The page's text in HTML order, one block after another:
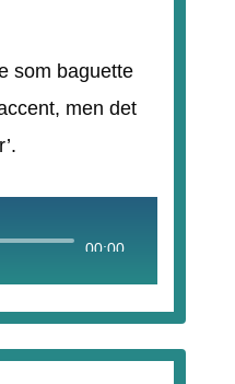
som baguette
men det
00:00